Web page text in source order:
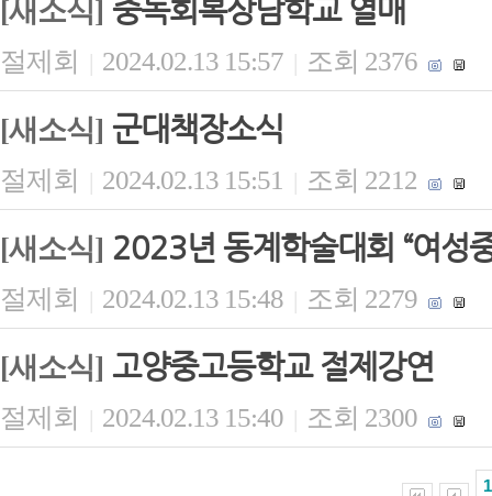
[새소식] 중독회복상담학교 열매
절제회 | 2024.02.13 15:57 | 조회 2376
[새소식] 군대책장소식
절제회 | 2024.02.13 15:51 | 조회 2212
[새소식] 2023년 동계학술대회 “여성
절제회 | 2024.02.13 15:48 | 조회 2279
[새소식] 고양중고등학교 절제강연
절제회 | 2024.02.13 15:40 | 조회 2300
1